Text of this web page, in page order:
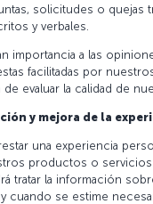
solicitudes o quejas
y verbales.
importancia a las
facilitadas por
evaluar la calidad de
y mejora de la
una experiencia
productos o
tratar la información
cuando se estime